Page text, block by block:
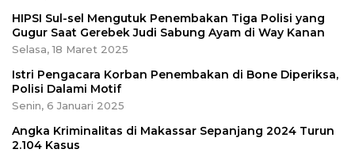
HIPSI Sul-sel Mengutuk Penembakan Tiga Polisi yang
Gugur Saat Gerebek Judi Sabung Ayam di Way Kanan
Selasa, 18 Maret 2025
Istri Pengacara Korban Penembakan di Bone Diperiksa,
Polisi Dalami Motif
Senin, 6 Januari 2025
Angka Kriminalitas di Makassar Sepanjang 2024 Turun
2.104 Kasus